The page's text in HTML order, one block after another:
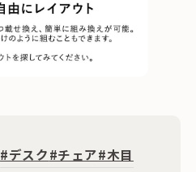
#デスク#チェア#木目